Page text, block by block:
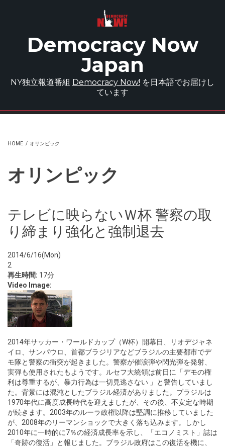
Democracy Now
Japan
NY独立報道番組 Democracy Now! を日本語でお届けし
ています
HOME / オリンピック
オリンピック
テレビに映らないＷ杯 警察の取
り締まり強化と強制退去
2014/6/16(Mon)
2
再生時間: 17分
Video Image:
2014年サッカー・ワールドカップ（W杯）開幕日、リオデジャネ
イロ、サンパウロ、首都ブラジリアなどブラジルの主要都市でデ
モ隊と警察の衝突が起きました。警察が催涙弾や閃光弾を発射、
実弾も使用されたもようです。ルセフ大統領は前日に「デモの権
利は尊重するが、暴力行為は一切見逃さない 」と警告していまし
た。背景には混沌としたブラジル経済がありました。ブラジルは
1970年代に高度成長時代を迎えましたが、その後、不安定な時期
が続きます。2003年のルーラ政権以降は堅調に推移していました
が、2008年のリーマンショックで大きく落ち込みます。しかし
2010年に一時的に7％の経済成長率を示し、「エコノミスト」誌は
「奇跡の復活」と報じました。ブラジル政府はこの復活を機に、